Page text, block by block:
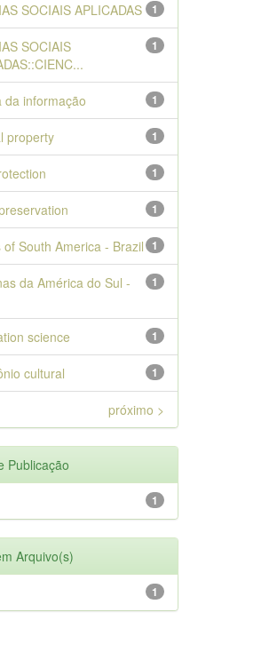
1
SOCIAIS APLICADAS
1
SOCIAIS
1
da informação
1
property
1
1
1
of South America - Brazil
1
da América do Sul -
1
science
1
cultural
próximo >
Publicação
1
Arquivo(s)
1